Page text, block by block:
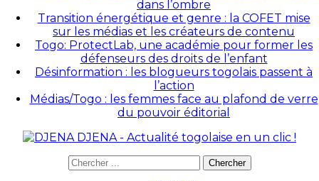
dans l’ombre
Transition énergétique et genre : la COFET mise
sur les médias et les créateurs de contenu
Togo: ProtectLab, une académie pour former les
défenseurs des droits de l’enfant
Désinformation : les blogueurs togolais passent à
l’action
Médias/Togo : les femmes face au plafond de verre
du pouvoir éditorial
DJENA - Actualité togolaise en un clic !